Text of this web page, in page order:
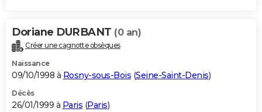
Doriane DURBANT (0 an)
Créer une cagnotte obsèques
Naissance
09/10/1998 à Rosny-sous-Bois (Seine-Saint-Denis)
Décès
26/01/1999 à Paris (Paris)